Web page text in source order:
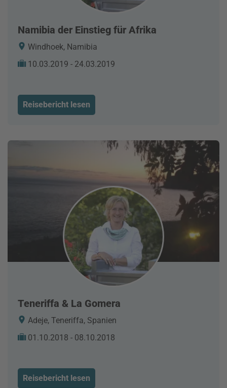
Namibia der Einstieg für Afrika
Windhoek, Namibia
10.03.2019 - 24.03.2019
Reisebericht lesen
Teneriffa & La Gomera
Adeje, Teneriffa, Spanien
01.10.2018 - 08.10.2018
Reisebericht lesen